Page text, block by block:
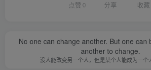
点赞 0 分享 收藏
No one can change another. But one can
another to change.
没人能改变另一个人，但是某个人能成为一个